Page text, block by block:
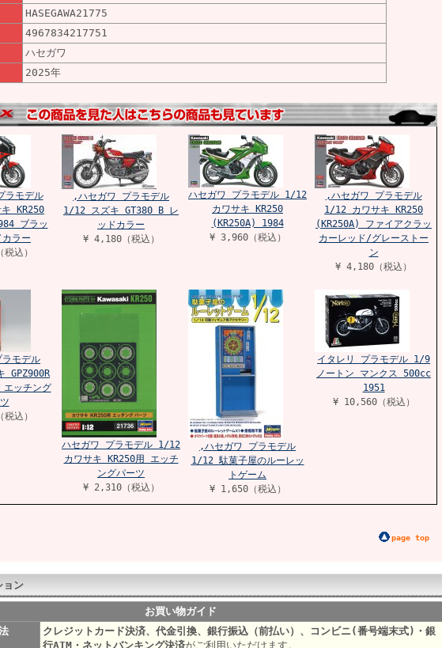
HASEGAWA21775
4967834217751
ハセガワ
2025年
ラモデル
KR250
ブラッ
ラー
込）
,ハセガワ プラモデル
1/12 スズキ GT380 B レ
ッドカラー
¥ 4,180（税込）
ハセガワ プラモデル 1/12
カワサキ KR250
(KR250A) 1984
¥ 3,960（税込）
,ハセガワ プラモデル
1/12 カワサキ KR250
(KR250A) ファイアクラッ
カーレッド/グレーストー
ン
¥ 4,180（税込）
モデル
GPZ900R
ッチング
込）
ハセガワ プラモデル 1/12
カワサキ KR250用 エッチ
ングパーツ
¥ 2,310（税込）
,ハセガワ プラモデル
1/12 駄菓子屋のルーレッ
トゲーム
¥ 1,650（税込）
イタレリ プラモデル 1/9
ノートン マンクス 500cc
1951
¥ 10,560（税込）
page top
ョン
お買い物ガイド
クレジットカード決済、代金引換、銀行振込（前払い）、コンビニ(番号端末式)・銀
行ATM・ネットバンキング決済がご利用いただけます。